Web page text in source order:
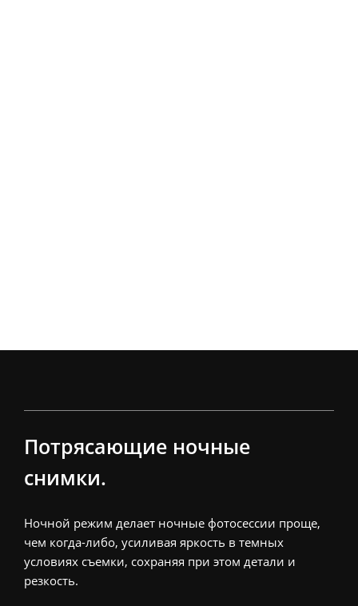
Потрясающие ночные
снимки.
Ночной режим делает ночные фотосессии проще,
чем когда-либо, усиливая яркость в темных
условиях съемки, сохраняя при этом детали и
резкость.